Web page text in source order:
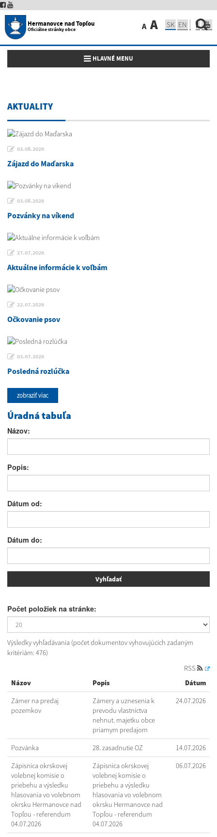
Hermanovce nad Topľou
Oficiálne stránky obce A A SK EN
Toggle navigation
HLAVNÉ MENU
AKTUALITY
03.08.2026
Zájazd do Maďarska
03.08.2026
Pozvánky na víkend
27.07.2026
Aktuálne informácie k voľbám
22.07.2026
Očkovanie psov
03.07.2026
Posledná rozlúčka
zobraziť viac
Úradná tabuľa
Názov:
Popis:
Dátum od:
Dátum do:
Počet položiek na stránke:
Výsledky vyhľadávania (počet dokumentov vyhovujúcich zadaným
kritériám: 476)
RSS
Názov
Popis Dátum
Zámer na predaj
pozemkov
Zámery a uznesenia k
prevodu vlastníctva
nehnut. majetku obce
priamym predajom
24.07.2026
Pozvánka 28. zasadnutie OZ 14.07.2026
Zápisnica okrskovej
volebnej komisie o
priebehu a výsledku
hlasovania vo volebnom
okrsku Hermanovce nad
Topľou - referendum
04.07.2026
Zápisnica okrskovej
volebnej komisie o
priebehu a výsledku
hlasovania vo volebnom
okrsku Hermanovce nad
Topľou - referendum
04.07.2026
06.07.2026